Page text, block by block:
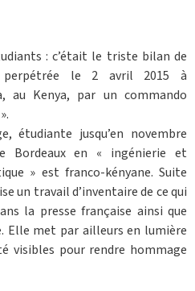
: c’était le triste bilan de
perpétrée le 2 avril 2015 à
au Kenya, par un commando
étudiante jusqu’en novembre
Bordeaux en « ingénierie et
» est franco-kényane. Suite
un travail d’inventaire de ce qui
la presse française ainsi que
Elle met par ailleurs en lumière
visibles pour rendre hommage